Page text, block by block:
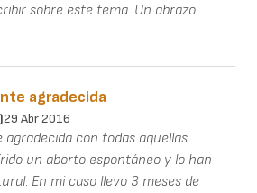
sobre este tema. Un abrazo.
agradecida
29 Abr 2016
con todas aquellas
un aborto espontáneo y lo han
En mi caso llevo 3 meses de